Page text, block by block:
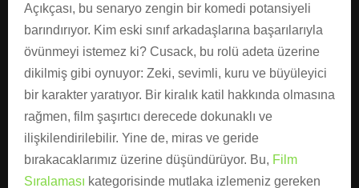
Açıkçası, bu senaryo zengin bir komedi potansiyeli
barındırıyor. Kim eski sınıf arkadaşlarına başarılarıyla
övünmeyi istemez ki? Cusack, bu rolü adeta üzerine
dikilmiş gibi oynuyor: Zeki, sevimli, kuru ve büyüleyici
bir karakter yaratıyor. Bir kiralık katil hakkında olmasına
rağmen, film şaşırtıcı derecede dokunaklı ve
ilişkilendirilebilir. Yine de, miras ve geride
bırakacaklarımız üzerine düşündürüyor. Bu, Film
Sıralaması kategorisinde mutlaka izlemeniz gereken